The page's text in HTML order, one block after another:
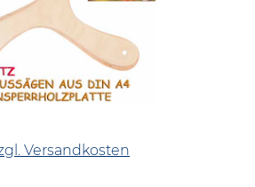
Versandkosten